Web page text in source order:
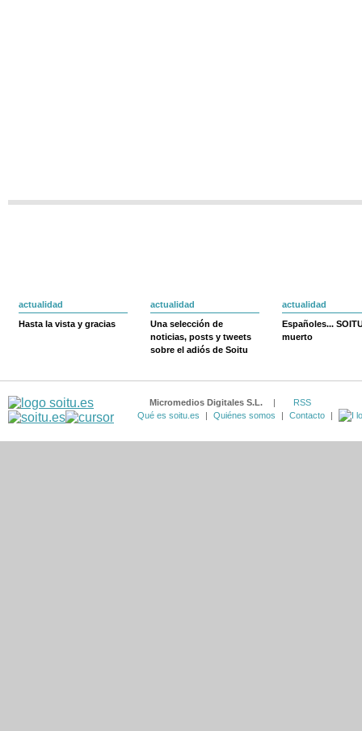
actualidad
Hasta la vista y gracias
actualidad
Una selección de
noticias, posts y tweets
sobre el adiós de Soitu
actualidad
Españoles...
muerto
Micromedios Digitales S.L. |
RSS
Qué es soitu.es
| Quiénes somos | Contacto |